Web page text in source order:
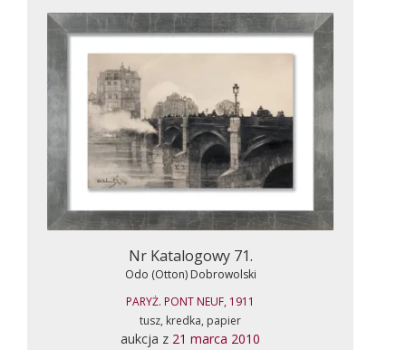
Nr Katalogowy 71.
Odo (Otton) Dobrowolski
PARYŻ. PONT NEUF, 1911
tusz, kredka, papier
aukcja z 21 marca 2010